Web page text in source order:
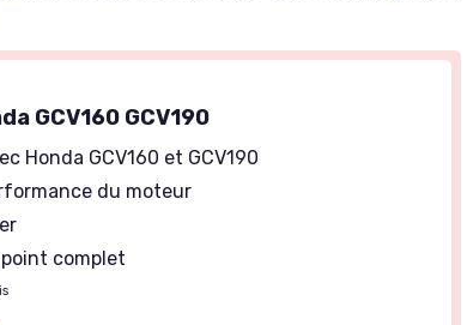
GCV160 GCV190
Honda GCV160 et GCV190
du moteur
complet